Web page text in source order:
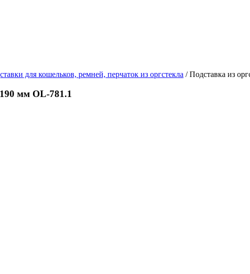
для кошельков, ремней, перчаток из оргстекла / Подставка из
мм OL-781.1